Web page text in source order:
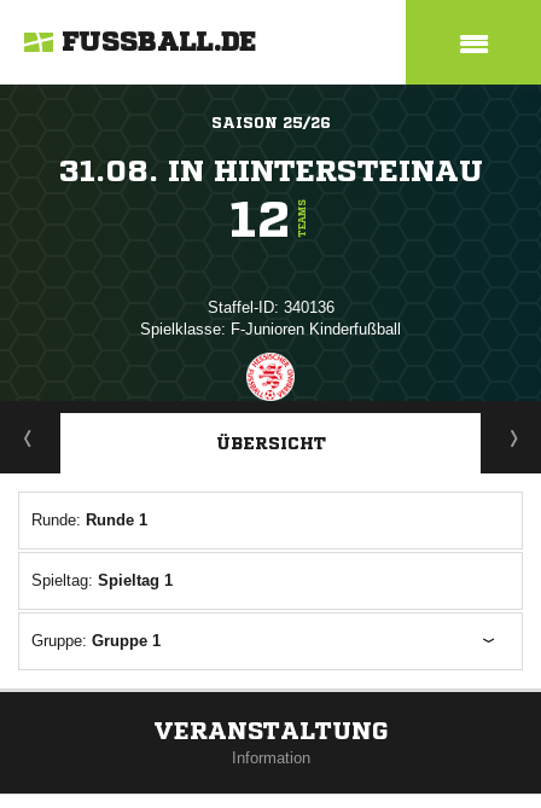
FUSSBALL.DE
SAISON 25/26
31.08. IN HINTERSTEINAU
12 TEAMS
Staffel-ID: 340136
Spielklasse: F-Junioren Kinderfußball
ANZEIGE
ÜBERSICHT
Runde: Runde 1
Spieltag: Spieltag 1
Gruppe: Gruppe 1
VERANSTALTUNG
Information